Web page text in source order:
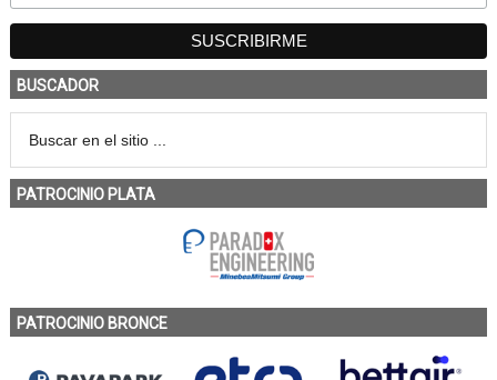
BUSCADOR
PATROCINIO PLATA
PATROCINIO BRONCE